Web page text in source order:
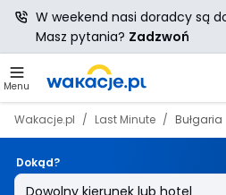
Menu
Wakacje.pl Last Minute Bułgaria
Dokąd?
W weekend nasi doradcy są
Masz pytania? Zadzwoń